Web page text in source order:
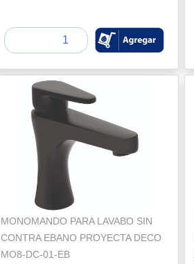
MONOMANDO PARA LAVABO SIN
CONTRA EBANO PROYECTA DECO
MO8-DC-01-EB